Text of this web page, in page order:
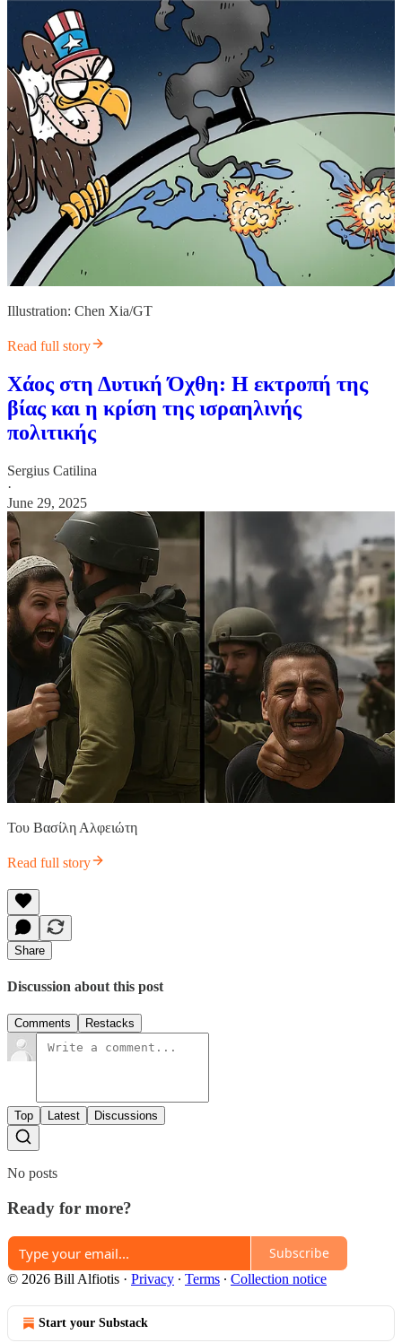
Illustration: Chen Xia/GT
Read full story
Χάος στη Δυτική Όχθη: Η εκτροπή της
βίας και η κρίση της ισραηλινής
πολιτικής
Sergius Catilina
·
June 29, 2025
Του Βασίλη Αλφειώτη
Read full story
Share
Discussion about this post
Comments Restacks
Top Latest Discussions
No posts
Ready for more?
Subscribe
© 2026 Bill Alfiotis · Privacy ∙ Terms ∙ Collection notice
Start your Substack